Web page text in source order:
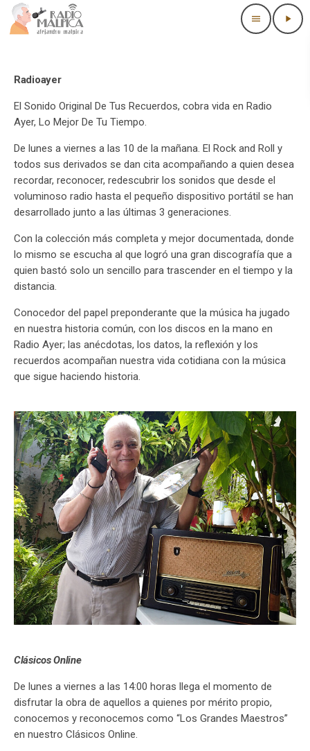
menu play_arrow
Radioayer
El Sonido Original De Tus Recuerdos, cobra vida en Radio
Ayer, Lo Mejor De Tu Tiempo.
De lunes a viernes a las 10 de la mañana. El Rock and Roll y
todos sus derivados se dan cita acompañando a quien desea
recordar, reconocer, redescubrir los sonidos que desde el
voluminoso radio hasta el pequeño dispositivo portátil se han
desarrollado junto a las últimas 3 generaciones.
Con la colección más completa y mejor documentada, donde
lo mismo se escucha al que logró una gran discografía que a
quien bastó solo un sencillo para trascender en el tiempo y la
distancia.
Conocedor del papel preponderante que la música ha jugado
en nuestra historia común, con los discos en la mano en
Radio Ayer; las anécdotas, los datos, la reflexión y los
recuerdos acompañan nuestra vida cotidiana con la música
que sigue haciendo historia.
Clásicos Online
De lunes a viernes a las 14:00 horas llega el momento de
disfrutar la obra de aquellos a quienes por mérito propio,
conocemos y reconocemos como “Los Grandes Maestros”
en nuestro Clásicos Online.